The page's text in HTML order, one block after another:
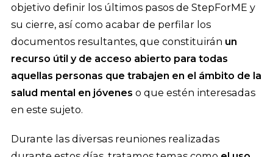
objetivo definir los últimos pasos de StepForME y
su cierre, así como acabar de perfilar los
documentos resultantes, que constituirán un
recurso útil y de acceso abierto para todas
aquellas personas que trabajen en el ámbito de la
salud mental en jóvenes o que estén interesadas
en este sujeto.
Durante las diversas reuniones realizadas